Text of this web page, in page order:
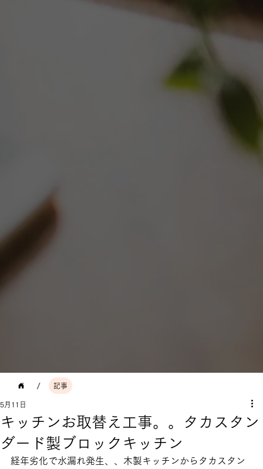
キッチンお取替え工事。。タカスタン
ダード製ブロックキッチン
5月11日
経年劣化で水漏れ発生、、木製キッチンからタカスタン
/ 記事